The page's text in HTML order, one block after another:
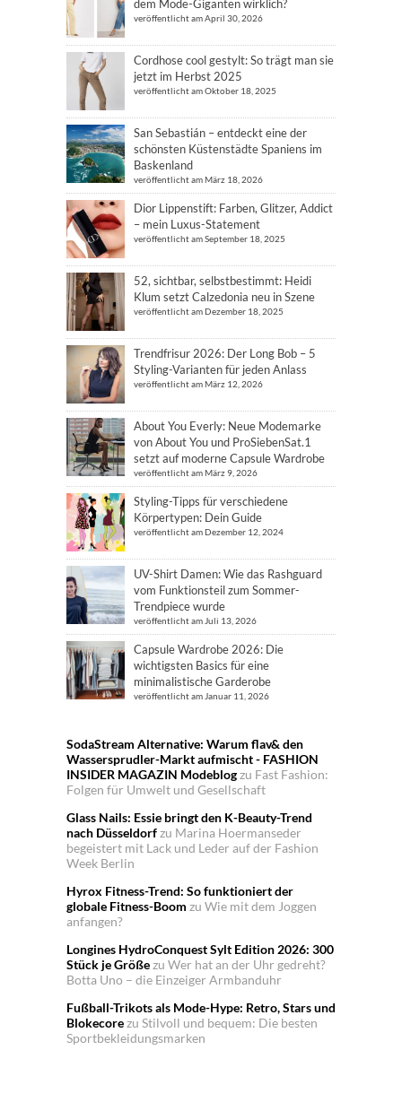
dem Mode-Giganten wirklich?
veröffentlicht am April 30, 2026
Cordhose cool gestylt: So trägt man sie
jetzt im Herbst 2025
veröffentlicht am Oktober 18, 2025
San Sebastián – entdeckt eine der
schönsten Küstenstädte Spaniens im
Baskenland
veröffentlicht am März 18, 2026
Dior Lippenstift: Farben, Glitzer, Addict
– mein Luxus-Statement
veröffentlicht am September 18, 2025
52, sichtbar, selbstbestimmt: Heidi
Klum setzt Calzedonia neu in Szene
veröffentlicht am Dezember 18, 2025
Trendfrisur 2026: Der Long Bob – 5
Styling-Varianten für jeden Anlass
veröffentlicht am März 12, 2026
About You Everly: Neue Modemarke
von About You und ProSiebenSat.1
setzt auf moderne Capsule Wardrobe
veröffentlicht am März 9, 2026
Styling-Tipps für verschiedene
Körpertypen: Dein Guide
veröffentlicht am Dezember 12, 2024
UV-Shirt Damen: Wie das Rashguard
vom Funktionsteil zum Sommer-
Trendpiece wurde
veröffentlicht am Juli 13, 2026
Capsule Wardrobe 2026: Die
wichtigsten Basics für eine
minimalistische Garderobe
veröffentlicht am Januar 11, 2026
SodaStream Alternative: Warum flav& den
Wassersprudler-Markt aufmischt - FASHION
INSIDER MAGAZIN Modeblogzu Fast Fashion:
Folgen für Umwelt und Gesellschaft
Glass Nails: Essie bringt den K-Beauty-Trend
nach Düsseldorfzu Marina Hoermanseder
begeistert mit Lack und Leder auf der Fashion
Week Berlin
Hyrox Fitness-Trend: So funktioniert der
globale Fitness-Boom zu Wie mit dem Joggen
anfangen?
Longines HydroConquest Sylt Edition 2026: 300
Stück je Größezu Wer hat an der Uhr gedreht?
Botta Uno – die Einzeiger Armbanduhr
Fußball-Trikots als Mode-Hype: Retro, Stars und
Blokecorezu Stilvoll und bequem: Die besten
Sportbekleidungsmarken